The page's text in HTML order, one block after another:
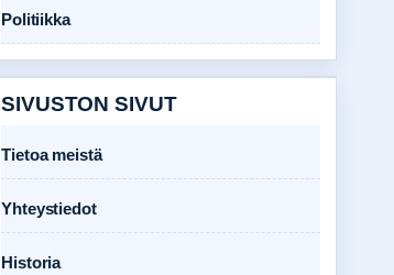
Politiikka
SIVUSTON SIVUT
Tietoa meistä
Yhteystiedot
Historia